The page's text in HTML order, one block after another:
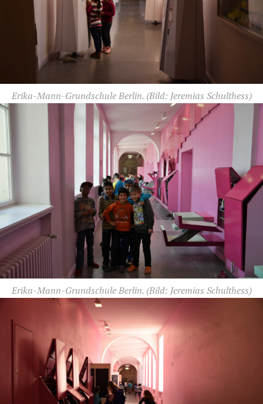
Erika-Mann-Grundschule Berlin.(Bild: Jeremias Schulthess)
Erika-Mann-Grundschule Berlin.(Bild: Jeremias Schulthess)